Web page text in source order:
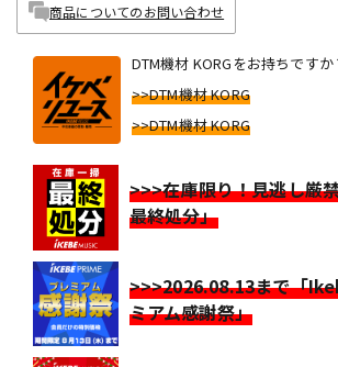
商品についてのお問い合わせ
DTM機材 KORGをお持ちですか
>>DTM機材 KORG
>>DTM機材 KORG
>>>在庫限り！見逃し厳
最終処分」
>>>2026.08.13まで「
ミアム感謝祭」